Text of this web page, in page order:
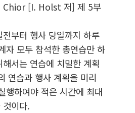
[I. Holst 저] 제 5부
부터 행사 당일까지 하루
자 모두 참석한 총연습만 하
서는 연습에 치밀한 계획
연습과 행사 계획을 미리
행하여야 적은 시간에 최대
이다.